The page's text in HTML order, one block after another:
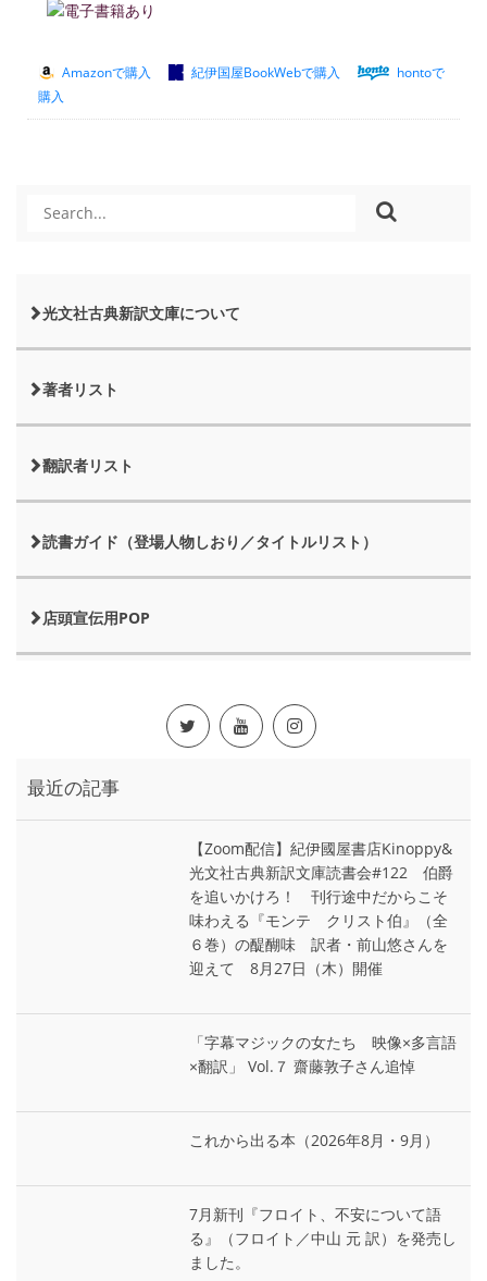
Amazonで購入 紀伊国屋BookWebで購入
hontoで
購入
光文社古典新訳文庫について
著者リスト
翻訳者リスト
読書ガイド（登場人物しおり／タイトルリスト）
店頭宣伝用POP
最近の記事
【Zoom配信】紀伊國屋書店Kinoppy&
光文社古典新訳文庫読書会#122 伯爵
を追いかけろ！ 刊行途中だからこそ
味わえる『モンテ゠クリスト伯』（全
６巻）の醍醐味 訳者・前山悠さんを
迎えて 8月27日（木）開催
「字幕マジックの女たち 映像×多言語
×翻訳」 Vol.７ 齋藤敦子さん追悼
これから出る本（2026年8月・9月）
7月新刊『フロイト、不安について語
る』（フロイト／中山 元 訳）を発売し
ました。